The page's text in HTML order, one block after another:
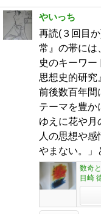
やいっち
再読(３回目
常』の帯には
史のキーワ
思想史的研究
前後数百年間
テーマを豊か
ゆえに花や月
人の思想や
やまない。」
数奇
目崎